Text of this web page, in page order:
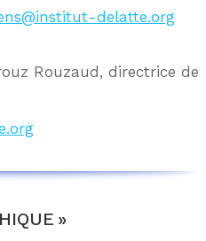
delatte.org
Rouzaud, directrice de
»